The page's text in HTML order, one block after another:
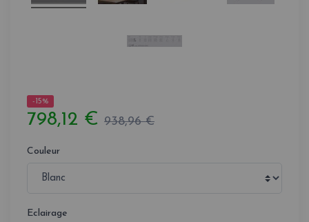
-15%
798,12 € 938,96 €
Couleur
Eclairage